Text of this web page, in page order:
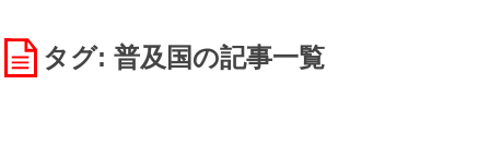
タグ: 普及国の記事一覧